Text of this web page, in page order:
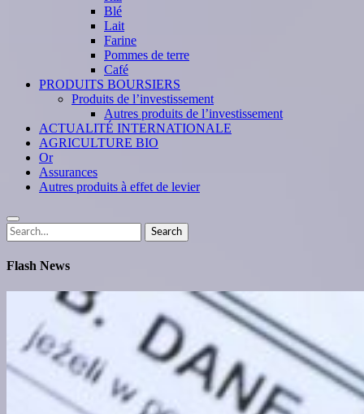
Blé
Lait
Farine
Pommes de terre
Café
PRODUITS BOURSIERS
Produits de l’investissement
Autres produits de l’investissement
ACTUALITÉ INTERNATIONALE
AGRICULTURE BIO
Or
Assurances
Autres produits à effet de levier
Search
for:
Search
Flash News